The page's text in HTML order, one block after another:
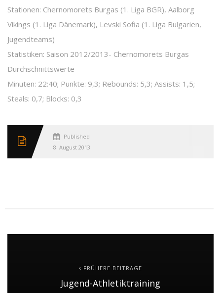
Stationen: Chernomorets Burgas (1. Liga BGR), Aalborg
Vikings (1. Liga Dänemark), Levski Sofia (1. Liga Bulgarien,
Jugendteams)
Statistiken: Saison 2012/2013- Chernomorets Burgas
Durchschnittswerte
Minuten: 22:40; Punkte: 9,3; Rebounds: 5,3; Assists: 1,5;
Steals: 0,7; Blocks: 0,3
Published
8. August 2013
FRÜHERE BEITRÄGE
Jugend-Athletiktraining